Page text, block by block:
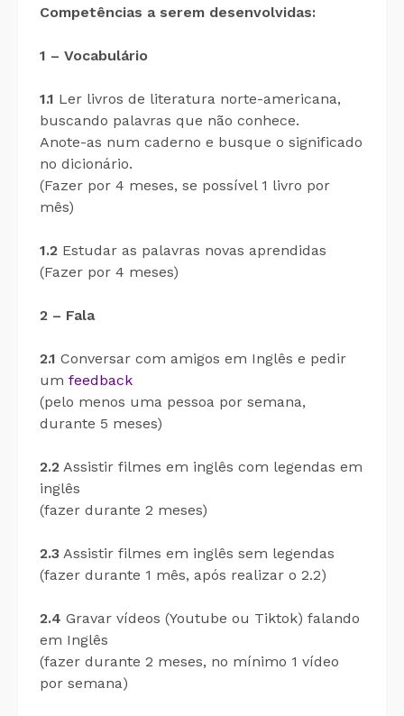
Competências a serem desenvolvidas:
1 – Vocabulário
1.1 Ler livros de literatura norte-americana,
buscando palavras que não conhece.
Anote-as num caderno e busque o significado
no dicionário.
(Fazer por 4 meses, se possível 1 livro por
mês)
1.2 Estudar as palavras novas aprendidas
(Fazer por 4 meses)
2 – Fala
2.1 Conversar com amigos em Inglês e pedir
um feedback
(pelo menos uma pessoa por semana,
durante 5 meses)
2.2 Assistir filmes em inglês com legendas em
inglês
(fazer durante 2 meses)
2.3 Assistir filmes em inglês sem legendas
(fazer durante 1 mês, após realizar o 2.2)
2.4 Gravar vídeos (Youtube ou Tiktok) falando
em Inglês
(fazer durante 2 meses, no mínimo 1 vídeo
por semana)